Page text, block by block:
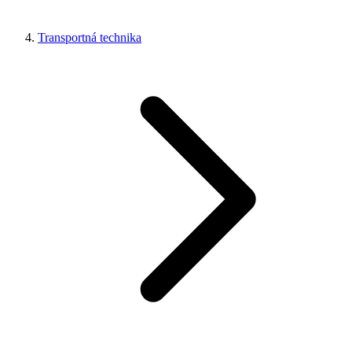
Transportná technika